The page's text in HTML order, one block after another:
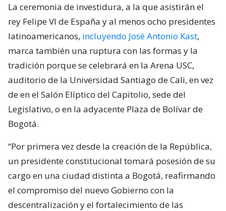
La ceremonia de investidura, a la que asistirán el
rey Felipe VI de España y al menos ocho presidentes
latinoamericanos, incluyendo José Antonio Kast,
marca también una ruptura con las formas y la
tradición porque se celebrará en la Arena USC,
auditorio de la Universidad Santiago de Cali, en vez
de en el Salón Elíptico del Capitolio, sede del
Legislativo, o en la adyacente Plaza de Bolívar de
Bogotá.
“Por primera vez desde la creación de la República,
un presidente constitucional tomará posesión de su
cargo en una ciudad distinta a Bogotá, reafirmando
el compromiso del nuevo Gobierno con la
descentralización y el fortalecimiento de las